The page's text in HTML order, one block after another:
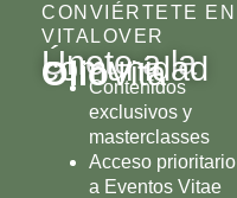
CONVIÉRTETE EN
VITALOVER
Únete a la
comunidad
OlioVita
Contenidos
exclusivos y
masterclasses
Acceso prioritario
a Eventos Vitae